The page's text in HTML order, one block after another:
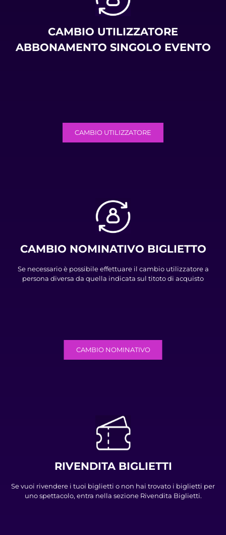
CAMBIO UTILIZZATORE
ABBONAMENTO SINGOLO EVENTO
CAMBIO UTILIZZATORE
CAMBIO NOMINATIVO BIGLIETTO
Se necessario è possibile effettuare il cambio utilizzatore a
persona diversa da quella indicata sul titoto di acquisto
CAMBIO NOMINATIVO
RIVENDITA BIGLIETTI
Se vuoi rivendere i tuoi biglietti o non hai trovato i biglietti per
uno spettacolo, entra nella sezione Rivendita Biglietti.